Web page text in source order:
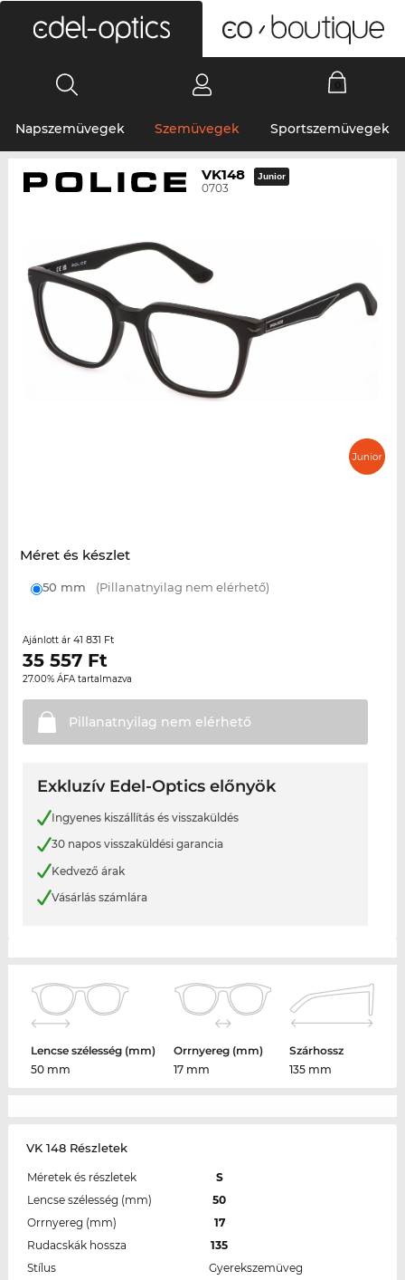
Napszemüvegek Szemüvegek Sportszemüvegek
VK148
0703
Junior
Méret és készlet
50 mm (Pillanatnyilag nem elérhető)
Ajánlott ár 41 831 Ft
35 557Ft
27.00% ÁFA tartalmazva
Pillanatnyilag nem elérhető
Exkluzív Edel-Optics előnyök
Ingyenes kiszállítás és visszaküldés
30 napos visszaküldési garancia
Kedvező árak
Vásárlás számlára
Lencse szélesség (mm)
50 mm
Orrnyereg (mm)
17 mm
Szárhossz
135 mm
VK 148 Részletek
Méretek és részletek
S
Lencse szélesség (mm)
50
Orrnyereg (mm)
17
Rudacskák hossza
135
Stílus
Gyerekszemüveg